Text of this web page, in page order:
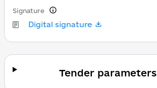
Digital signature
Signature
Tender parameters